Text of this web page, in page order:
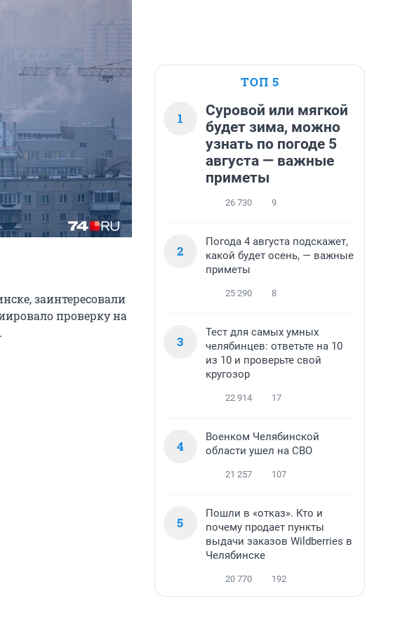
заинтересовали
проверку на
ТОП 5
1
Суровой или мягкой
будет зима, можно
узнать по погоде 5
августа — важные
приметы
26 730 9
2
Погода 4 августа подскажет,
какой будет осень, — важные
приметы
25 290 8
3
Тест для самых умных
челябинцев: ответьте на 10
из 10 и проверьте свой
кругозор
22 914 17
4
Военком Челябинской
области ушел на СВО
21 257 107
5
Пошли в «отказ». Кто и
почему продает пункты
выдачи заказов Wildberries в
Челябинске
20 770 192